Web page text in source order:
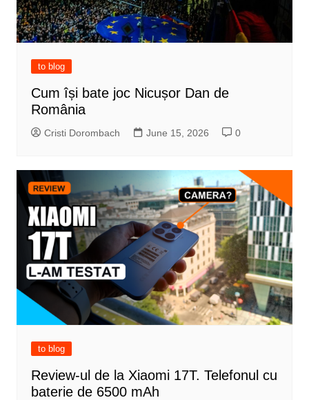
to blog
Cum își bate joc Nicușor Dan de
România
Cristi Dorombach June 15, 2026 0
to blog
Review-ul de la Xiaomi 17T. Telefonul cu
baterie de 6500 mAh